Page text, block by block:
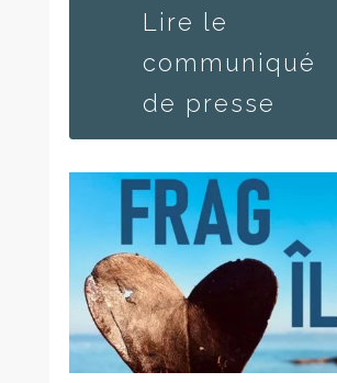
Lire le
communiqué
de presse